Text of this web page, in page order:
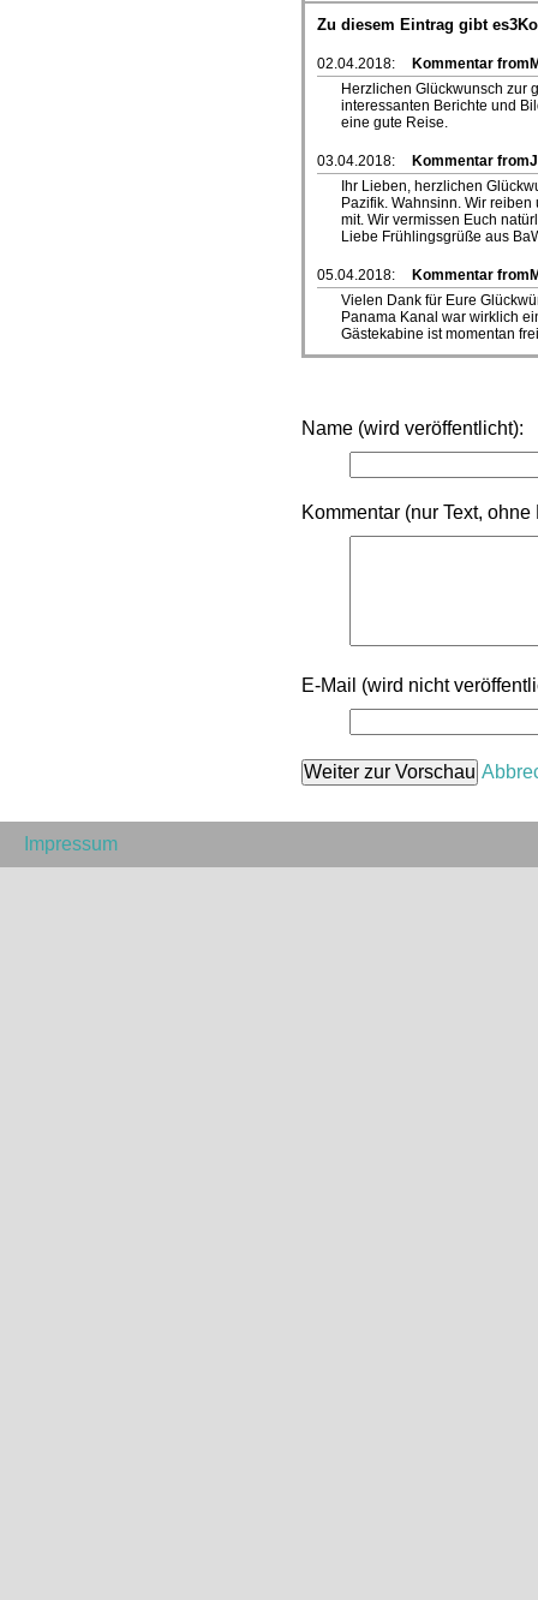
Zu diesem Eintrag gibt
02.04.2018:
Kommentar
Herzlichen Glückwunsch zur
interessanten Berichte und
eine gute Reise.
03.04.2018:
Kommentar
Ihr Lieben, herzlichen
Pazifik. Wahnsinn. Wir
mit. Wir vermissen Euch
Liebe Frühlingsgrüße aus
05.04.2018:
Kommentar
Vielen Dank für Eure
Panama Kanal war wirklich
Gästekabine ist momentan
Name (wird veröffentlicht):
Kommentar (nur Text,
E-Mail (wird nicht
Impressum